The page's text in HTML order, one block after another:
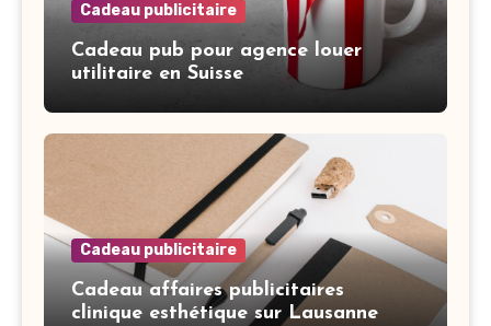
Cadeau publicitaire
Cadeau pub pour agence louer
utilitaire en Suisse
Cadeau publicitaire
Cadeau affaires publicitaires
clinique esthétique sur Lausanne